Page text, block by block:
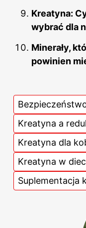
Kreatyna:
wybrać dla
Minerały,
powinien
Kreatyna a
Kreatyna dla
Kreatyna w
Suplementacja